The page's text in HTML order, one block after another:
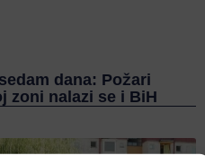
dana: Požari
zoni nalazi se i BiH